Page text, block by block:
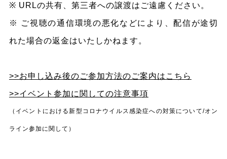
※ URLの共有、第三者への譲渡はご遠慮ください。
※ ご視聴の通信環境の悪化などにより、配信が途切
れた場合の返金はいたしかねます。
>>お申し込み後のご参加方法のご案内はこちら
>>イベント参加に関しての注意事項
（イベントにおける新型コロナウイルス感染症への対策について/オン
ライン参加に関して）